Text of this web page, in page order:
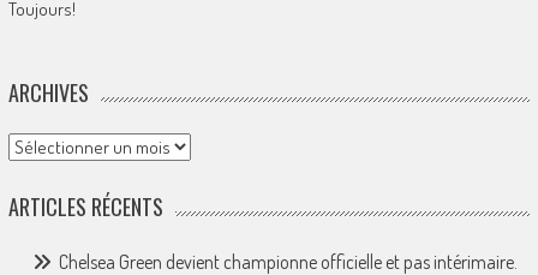
Toujours!
ARCHIVES
Archives
ARTICLES RÉCENTS
Chelsea Green devient championne officielle et pas intérimaire.